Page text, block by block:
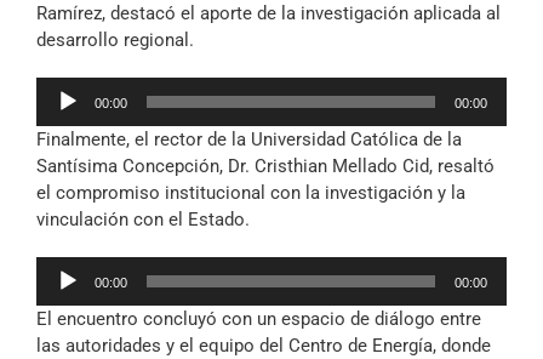
Ramírez, destacó el aporte de la investigación aplicada al
desarrollo regional.
Reproductor
audio
00:00 00:00
Finalmente, el rector de la Universidad Católica de la
Santísima Concepción, Dr. Cristhian Mellado Cid, resaltó
el compromiso institucional con la investigación y la
vinculación con el Estado.
Reproductor
audio
00:00 00:00
El encuentro concluyó con un espacio de diálogo entre
las autoridades y el equipo del Centro de Energía, donde